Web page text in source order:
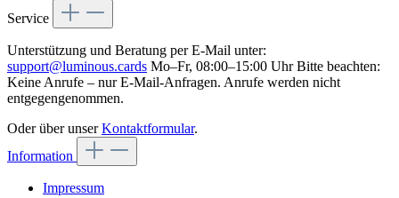
Service
Unterstützung und Beratung per E-Mail unter:
support@luminous.cards Mo–Fr, 08:00–15:00 Uhr Bitte beachten:
Keine Anrufe – nur E-Mail-Anfragen. Anrufe werden nicht
entgegengenommen.
Oder über unserKontaktformular.
Information
Impressum